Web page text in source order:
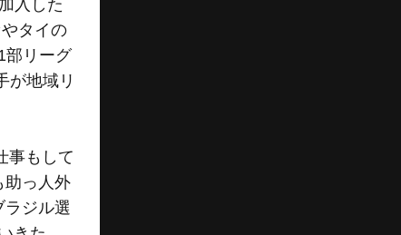
入した
タイの
部リーグ
が地域リ
事もして
助っ人外
ジル選